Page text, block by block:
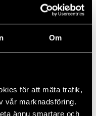
Om
för att mäta trafik,
vår marknadsföring.
ännu smartare och
med GPS-
till utvalda personer
tillsammans med
försöka hjälpa
Civil
vad som sker. Att
mellan liv och död.